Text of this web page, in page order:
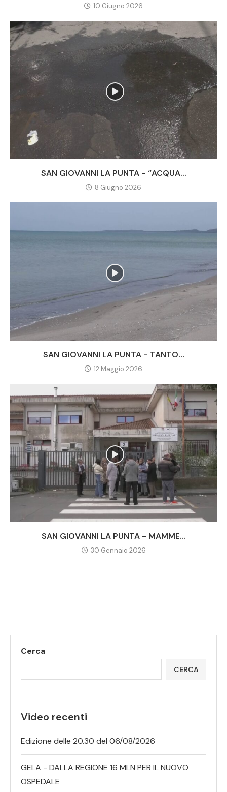
10 Giugno 2026
SAN GIOVANNI LA PUNTA - “ACQUA...
8 Giugno 2026
SAN GIOVANNI LA PUNTA - TANTO...
12 Maggio 2026
SAN GIOVANNI LA PUNTA - MAMME...
30 Gennaio 2026
Cerca
CERCA
Video recenti
Edizione delle 20.30 del 06/08/2026
GELA - DALLA REGIONE 16 MLN PER IL NUOVO
OSPEDALE